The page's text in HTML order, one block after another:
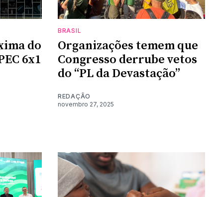
do
6x1
BRASIL
Organizações temem que
Congresso derrube vetos
do “PL da Devastação”
REDAÇÃO
novembro 27, 2025